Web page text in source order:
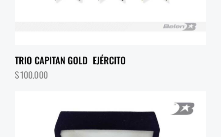
TRIO CAPITAN GOLD EJÉRCITO
$100,000